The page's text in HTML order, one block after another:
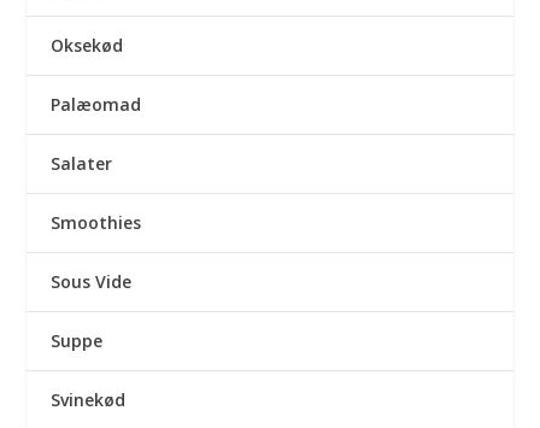
Oksekød
Palæomad
Salater
Smoothies
Sous Vide
Suppe
Svinekød